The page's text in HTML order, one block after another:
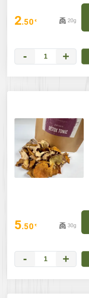
2.50 € 20g
- +
5.50 € 30g
- +